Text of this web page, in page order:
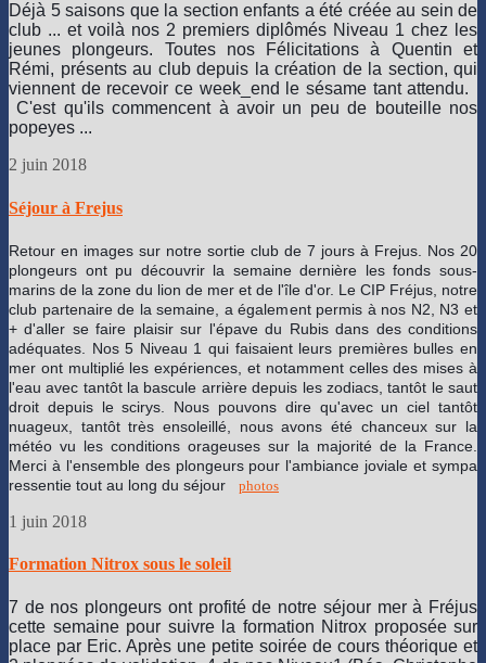
Déjà 5 saisons que la section enfants a été créée au sein de
club ... et voilà nos 2 premiers diplômés Niveau 1 chez les
jeunes plongeurs. Toutes nos Félicitations à Quentin et
Rémi, présents au club depuis la création de la section, qui
viennent de recevoir ce week_end le sésame tant attendu.
C'est qu'ils commencent à avoir un peu de bouteille nos
popeyes ...
2 juin 2018
Séjour à Frejus
Retour en images sur notre sortie club de 7 jours à Frejus. Nos 20
plongeurs ont pu découvrir la semaine dernière les fonds sous-
marins de la zone du lion de mer et de l'île d'or. Le CIP Fréjus , notre
club partenaire de la semaine, a également permis à nos N2, N3 et
+ d'aller se faire plaisir sur l'épave du Rubis dans des conditions
adéquates. Nos 5 Niveau 1 qui faisaient leurs premières bulles en
mer ont multiplié les expériences, et notamment celles des mises à
l'eau avec tantôt la bascule arrière depuis les zodiacs, tantôt le saut
droit depuis le scirys. Nous pouvons dire qu'avec un ciel tantôt
nuageux, tantôt très ensoleillé, nous avons été chanceux sur la
météo vu les conditions orageuses sur la majorité de la France.
Merci à l'ensemble des plongeurs pour l'ambiance joviale et sympa
ressentie tout au long du séjour
photos
ressentie
tout
au
long
du
séjour
:-)
1 juin 2018
Formation Nitrox sous le soleil
7 de nos plongeurs ont profité de notre séjour mer à Fréjus
cette semaine pour suivre la formation Nitrox proposée sur
place par Eric. Après une petite soirée de cours théorique et